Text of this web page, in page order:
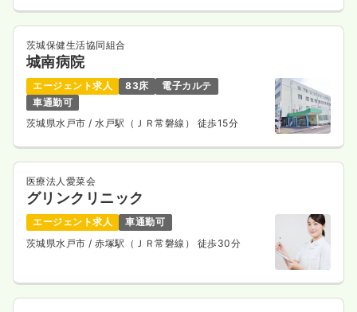
茨城保健生活協同組合
城南病院
エージェント求人 83床
電子カルテ
車通勤可
茨城県水戸市/ 水戸駅（ＪＲ常磐線） 徒歩15分
医療法人愛菜会
グリンクリニック
エージェント求人
車通勤可
茨城県水戸市 / 赤塚駅（ＪＲ常磐線） 徒歩30分